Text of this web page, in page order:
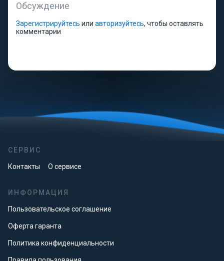
Обсуждение
Зарегистрируйтесь или авторизуйтесь, чтобы оставлять
комментарии
СЕРВИС
Контакты О сервисе
ИНФОРМАЦИЯ
Пользовательское соглашение
Оферта гаранта
Политика конфиденциальности